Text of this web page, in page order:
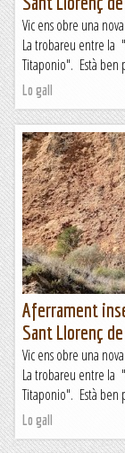
Vic ens obre una
La trobareu entre la
Titaponio". Està ben
Lo gall
Aferrament
Sant Llorenç
Vic ens obre una
La trobareu entre la
Titaponio". Està ben
Lo gall